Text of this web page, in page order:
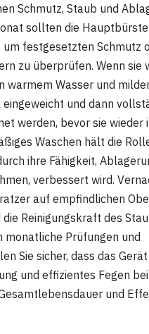
Schmutz, Staub und
sollten die
festgesetzten Schmutz
zu überprüfen. Wenn sie
warmem Wasser und
und dann
werden, bevor sie wieder
Waschen hält die
ihre Fähigkeit,
verbessert wird.
auf empfindlichen
Reinigungskraft des
monatliche Prüfungen und
Sie sicher, dass das
und effizientes Fegen
und